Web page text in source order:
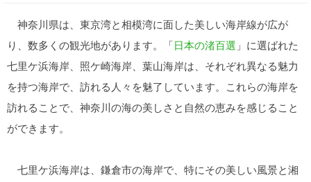
神奈川県は、東京湾と相模湾に面した美しい海岸線が広が
り、数多くの観光地があります。「日本の渚百選 」に選ばれた
七里ケ浜海岸、照ケ崎海岸、葉山海岸は、それぞれ異なる魅力
を持つ海岸で、訪れる人々を魅了しています。これらの海岸を
訪れることで、神奈川の海の美しさと自然の恵みを感じること
ができます。
七里ケ浜海岸は、鎌倉市の海岸で、特にその美しい風景と湘